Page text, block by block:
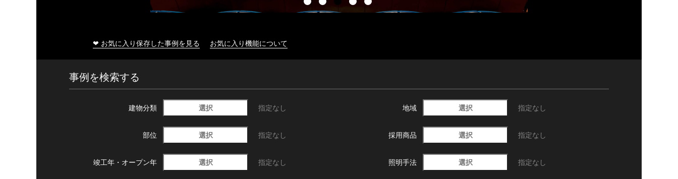
❤ お気に入り保存した事例を見る お気に入り機能について
事例を検索する
建物分類 選択 指定なし 地域 選択 指定なし
部位 選択 指定なし 採用商品 選択 指定なし
竣工年・ オープン年 選択 指定なし 照明手法 選択 指定なし